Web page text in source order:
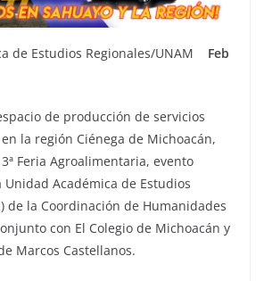
de Estudios Regionales/UNAM Feb
de producción de servicios
la región Ciénega de Michoacán,
Feria Agroalimentaria, evento
Académica de Estudios
de la Coordinación de Humanidades
con El Colegio de Michoacán y
Marcos Castellanos.